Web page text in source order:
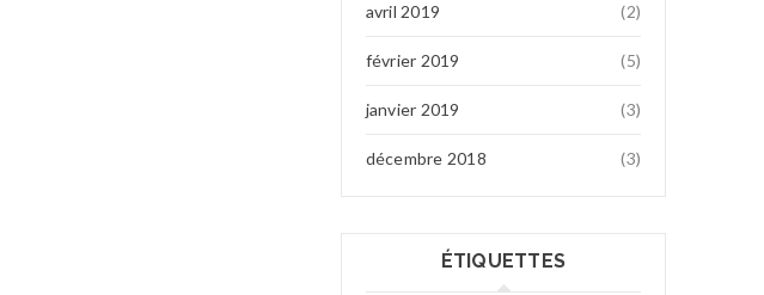
avril 2019 (2)
février 2019 (5)
janvier 2019 (3)
décembre 2018 (3)
ÉTIQUETTES